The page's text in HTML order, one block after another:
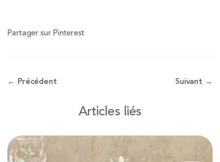
Partager sur Pinterest
← Précédent Suivant →
Articles liés